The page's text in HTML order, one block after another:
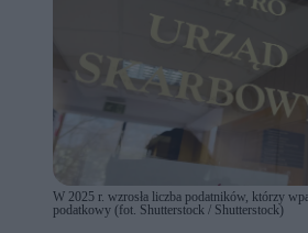
W 2025 r. wzrosła liczba podatników, którzy
podatkowy (fot. Shutterstock / Shutterstock)